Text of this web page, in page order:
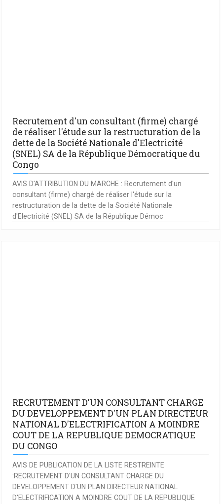
Recrutement d'un consultant (firme) chargé
de réaliser l'étude sur la restructuration de la
dette de la Société Nationale d'Electricité
(SNEL) SA de la République Démocratique du
Congo
AVIS D'ATTRIBUTION DU MARCHE : Recrutement d'un
consultant (firme) chargé de réaliser l'étude sur la
restructuration de la dette de la Société Nationale
d'Electricité (SNEL) SA de la République Démoc
RECRUTEMENT D'UN CONSULTANT CHARGE
DU DEVELOPPEMENT D'UN PLAN DIRECTEUR
NATIONAL D'ELECTRIFICATION A MOINDRE
COUT DE LA REPUBLIQUE DEMOCRATIQUE
DU CONGO
AVIS DE PUBLICATION DE LA LISTE RESTREINTE
:RECRUTEMENT D'UN CONSULTANT CHARGE DU
DEVELOPPEMENT D'UN PLAN DIRECTEUR NATIONAL
D'ELECTRIFICATION A MOINDRE COUT DE LA REPUBLIQUE